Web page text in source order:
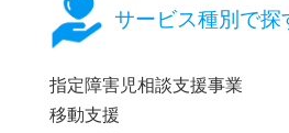
サービス種別で探
指定障害児相談支援事業
移動支援